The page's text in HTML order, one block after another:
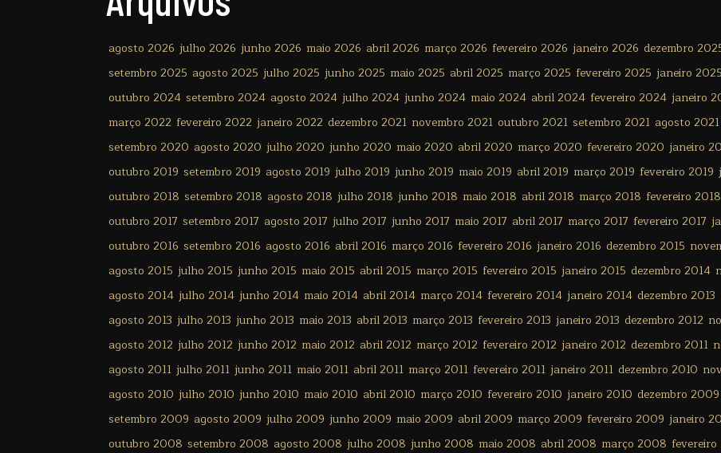
agosto 2026 julho 2026 junho 2026 maio 2026 abril 2026 março 2026 fevereiro 2026 janeiro 2026 dezembro
setembro 2025 agosto 2025 julho 2025 junho 2025 maio 2025 abril 2025 março 2025 fevereiro 2025 janeiro 2025
outubro 2024 setembro 2024 agosto 2024 julho 2024 junho 2024 maio 2024 abril 2024 fevereiro 2024 janeiro
março 2022 fevereiro 2022 janeiro 2022 dezembro 2021 novembro 2021 outubro 2021 setembro 2021 agosto 2021
setembro 2020 agosto 2020 julho 2020 junho 2020 maio 2020 abril 2020 março 2020 fevereiro 2020 janeiro
outubro 2019 setembro 2019 agosto 2019 julho 2019 junho 2019 maio 2019 abril 2019 março 2019 fevereiro 2019
outubro 2018 setembro 2018 agosto 2018 julho 2018 junho 2018 maio 2018 abril 2018 março 2018 fevereiro 2018
outubro 2017 setembro 2017 agosto 2017 julho 2017 junho 2017 maio 2017 abril 2017 março 2017 fevereiro 2017
outubro 2016 setembro 2016 agosto 2016 abril 2016 março 2016 fevereiro 2016 janeiro 2016 dezembro 2015
agosto 2015 julho 2015 junho 2015 maio 2015 abril 2015 março 2015 fevereiro 2015 janeiro 2015 dezembro 2014
agosto 2014 julho 2014 junho 2014 maio 2014 abril 2014 março 2014 fevereiro 2014 janeiro 2014 dezembro 2013
agosto 2013 julho 2013 junho 2013 maio 2013 abril 2013 março 2013 fevereiro 2013 janeiro 2013 dezembro 2012
agosto 2012 julho 2012 junho 2012 maio 2012 abril 2012 março 2012 fevereiro 2012 janeiro 2012 dezembro 2011
agosto 2011 julho 2011 junho 2011 maio 2011 abril 2011 março 2011 fevereiro 2011 janeiro 2011 dezembro 2010
agosto 2010 julho 2010 junho 2010 maio 2010 abril 2010 março 2010 fevereiro 2010 janeiro 2010 dezembro 2009
setembro 2009 agosto 2009 julho 2009 junho 2009 maio 2009 abril 2009 março 2009 fevereiro 2009 janeiro
outubro 2008 setembro 2008 agosto 2008 julho 2008 junho 2008 maio 2008 abril 2008 março 2008